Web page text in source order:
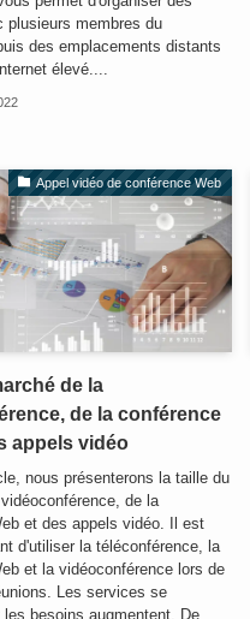
plusieurs membres du
des emplacements distants
élevé....
Appel vidéo de conférence Web
de la
de la conférence
appels vidéo
nous présenterons la taille du
de la
et des appels vidéo. Il est
d'utiliser la téléconférence, la
et la vidéoconférence lors de
Les services se
besoins augmentent. De